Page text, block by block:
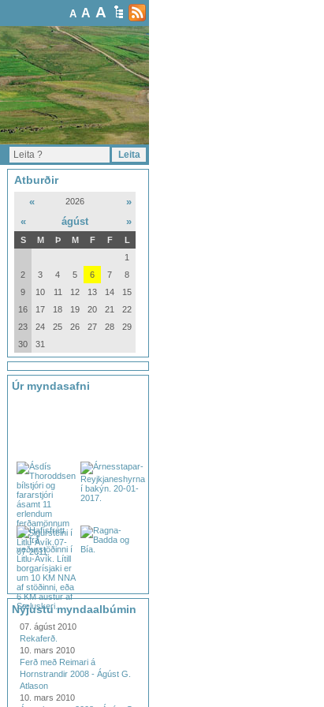
A A A
Atburðir
« 2026
»
«
ágúst »
S M Þ M F F
L
1
2
3 4 5 6 7
8
9
10 11 12 13 14
15
16
17 18 19 20 21
22
23
24 25 26 27 28
29
30
31
Úr myndasafni
Nýjustu myndaalbúmin
07. ágúst 2010
Rekaferð.
10. mars 2010
Ferð með Reimari á
Hornstrandir 2008 - Ágúst G.
Atlason
10. mars 2010